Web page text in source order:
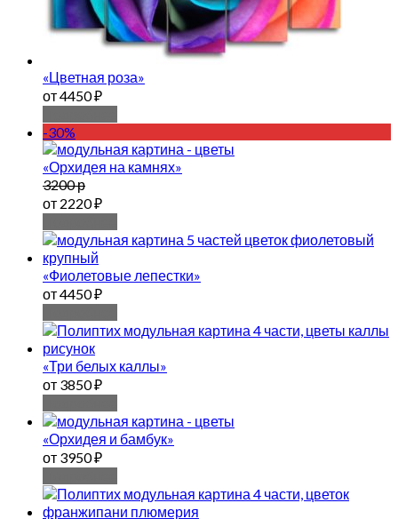
«Цветная роза»
от 4450 ₽
-30%
«Орхидея на камнях»
3200 р
от 2220 ₽
«Фиолетовые лепестки»
от 4450 ₽
«Три белых каллы»
от 3850 ₽
«Орхидея и бамбук»
от 3950 ₽